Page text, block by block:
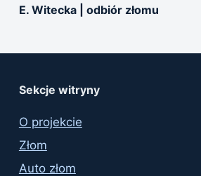
E. Witecka | odbiór złomu
Sekcje witryny
O projekcie
Złom
Auto złom